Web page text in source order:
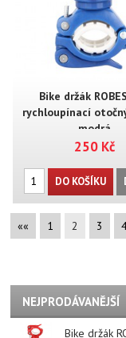
Bike držák
rychloupínací
modrá
250 Kč
DO KOŠÍKU
«« 1 2 3
NEJPRODÁVANĚJŠÍ
Bike držák